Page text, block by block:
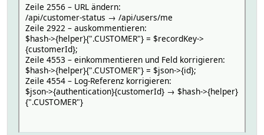
Zeile 2556 – URL ändern:
/api/customer-status → /api/users/me
Zeile 2922 – auskommentieren:
$hash->{helper}{".CUSTOMER"} = $recordKey->
{customerId};
Zeile 4553 – einkommentieren und Feld korrigieren:
$hash->{helper}{".CUSTOMER"} = $json->{id};
Zeile 4554 – Log-Referenz korrigieren:
$json->{authentication}{customerId} → $hash->{helper}
{".CUSTOMER"}